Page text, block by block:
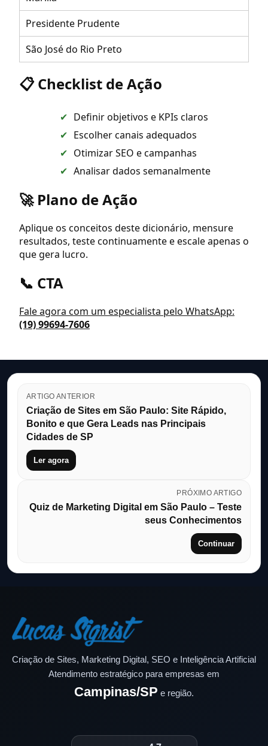
Presidente Prudente
São José do Rio Preto
📋 Checklist de Ação
Definir objetivos e KPIs claros
Escolher canais adequados
Otimizar SEO e campanhas
Analisar dados semanalmente
🚀 Plano de Ação
Aplique os conceitos deste dicionário, mensure
resultados, teste continuamente e escale apenas o
que gera lucro.
📞 CTA
Fale agora com um especialista pelo WhatsApp:
(19) 99694-7606
ARTIGO ANTERIOR
Criação de Sites em São Paulo: Site Rápido,
Bonito e que Gera Leads nas Principais
Cidades de SP
Ler agora
PRÓXIMO ARTIGO
Quiz de Marketing Digital em São Paulo – Teste
seus Conhecimentos
Continuar
Criação de Sites, Marketing Digital, SEO e Inteligência Artificial
Atendimento estratégico para empresas em
Campinas/SP e região.